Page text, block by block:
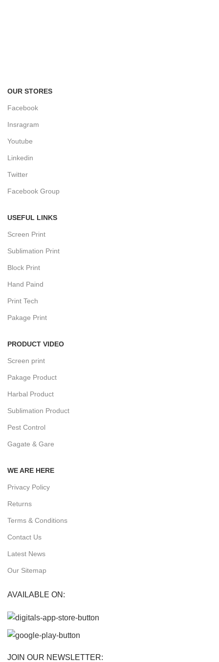
OUR STORES
Facebook
Insragram
Youtube
Linkedin
Twitter
Facebook Group
USEFUL LINKS
Screen Print
Sublimation Print
Block Print
Hand Paind
Print Tech
Pakage Print
PRODUCT VIDEO
Screen print
Pakage Product
Harbal Product
Sublimation Product
Pest Control
Gagate & Gare
WE ARE HERE
Privacy Policy
Returns
Terms & Conditions
Contact Us
Latest News
Our Sitemap
AVAILABLE ON:
JOIN OUR NEWSLETTER: